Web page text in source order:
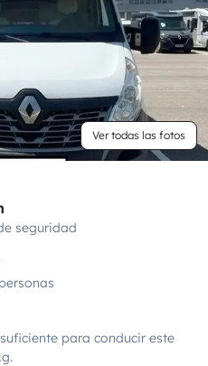
Ver todas las fotos
seguridad
para conducir este